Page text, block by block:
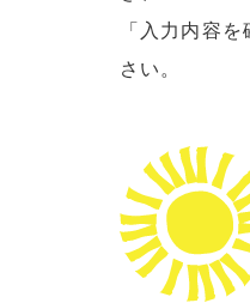
「入力内容
さい。